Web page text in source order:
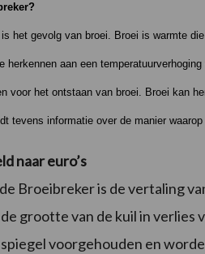
het gevolg van broei. Broei is warmte
herkennen aan een
voor het ontstaan van broei. Broei kan
tevens informatie over de manier
naar euro’s
Broeibreker is de vertaling
grootte van de kuil in verlies
voorgehouden en